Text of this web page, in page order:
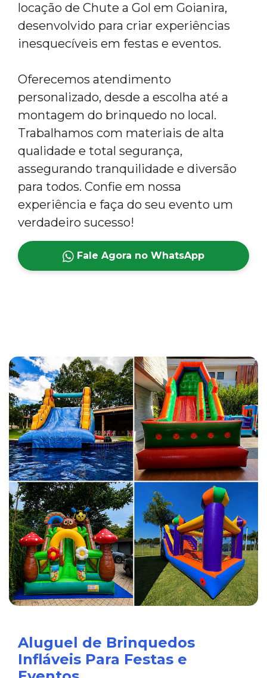
locação de Chute a Gol em Goianira,
desenvolvido para criar experiências
inesquecíveis em festas e eventos.
Oferecemos atendimento
personalizado, desde a escolha até a
montagem do brinquedo no local.
Trabalhamos com materiais de alta
qualidade e total segurança,
assegurando tranquilidade e diversão
para todos. Confie em nossa
experiência e faça do seu evento um
verdadeiro sucesso!
Fale Agora no WhatsApp
Aluguel de Brinquedos
Infláveis Para Festas e